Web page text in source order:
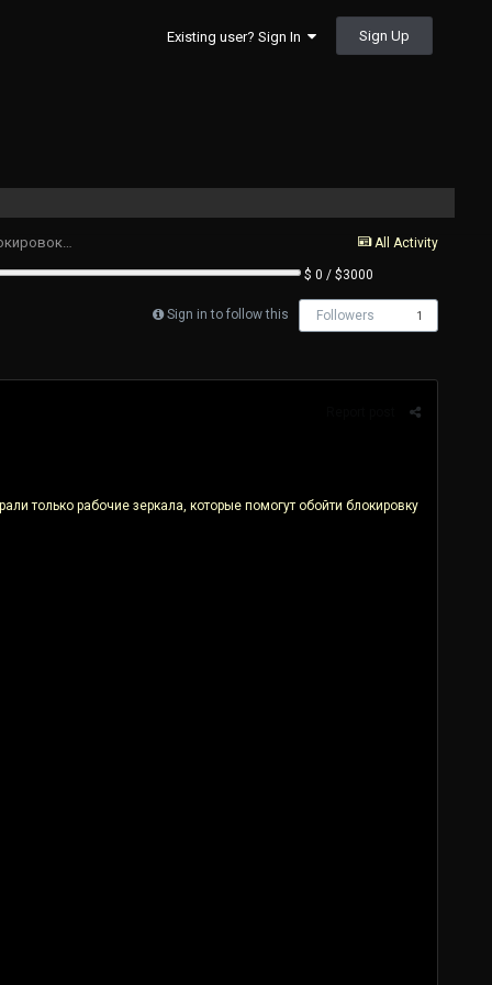
Existing user? Sign In Sign Up
All Activity
Новые адреса на КРАКЕН ОНИОН МАРКЕТПЛЕЙС (Свежие) — Обход блокировок для загрузки в
$ 0 / $3000
Sign in to follow this Followers 1
только рабочие зеркала, которые помогут обойти блокировку